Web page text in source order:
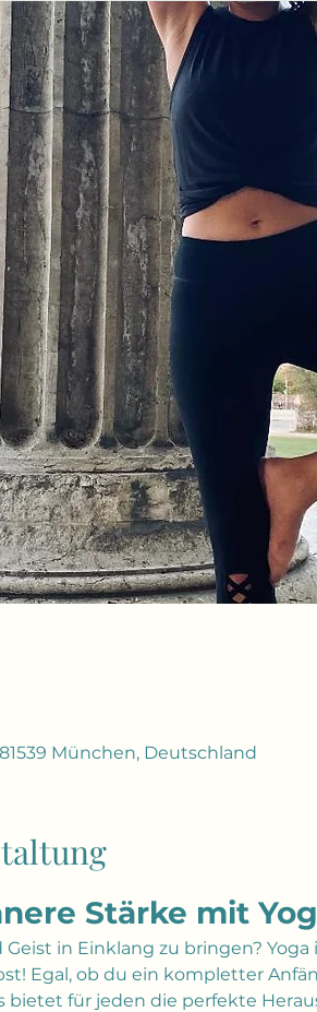
München, Deutschland
Stärke mit
in Einklang zu bringen?
Egal, ob du ein kompletter
bietet für jeden die perfekte